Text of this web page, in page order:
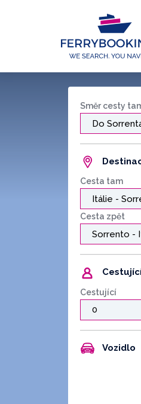
Směr cesty
Cesta tam
Cesta zpět
Cestující
Vozidlo